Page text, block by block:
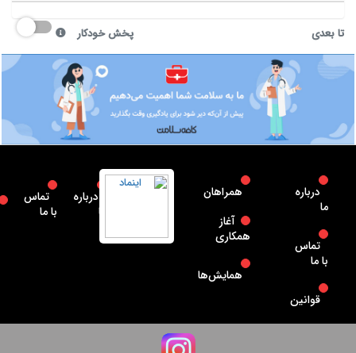
تا بعدی پخش خودکار
درباره
ما
تماس
با ما
قوانین
همراهان
آغاز
همکاری
همایش‌ها
درباره
ما
تماس
با ما